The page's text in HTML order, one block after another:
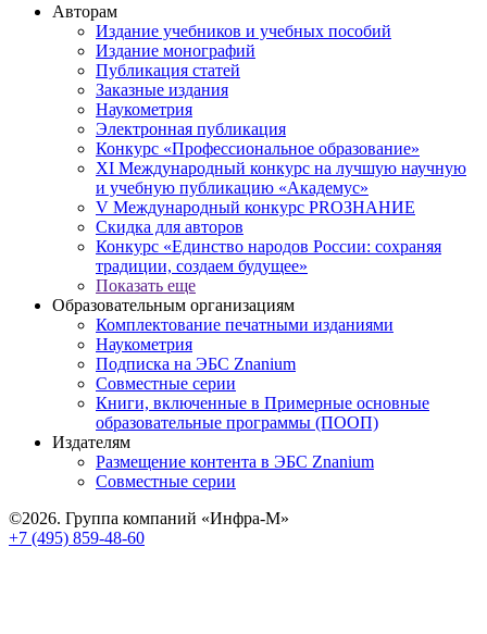
Авторам
Издание учебников и учебных пособий
Издание монографий
Публикация статей
Заказные издания
Наукометрия
Электронная публикация
Конкурс «Профессиональное образование»
XI Международный конкурс на лучшую научную
и учебную публикацию «Академус»
V Международный конкурс PROЗНАНИЕ
Скидка для авторов
Конкурс «Единство народов России: сохраняя
традиции, создаем будущее»
Показать еще
Образовательным организациям
Комплектование печатными изданиями
Наукометрия
Подписка на ЭБС Znanium
Совместные серии
Книги, включенные в Примерные основные
образовательные программы (ПООП)
Издателям
Размещение контента в ЭБС Znanium
Совместные серии
©2026. Группа компаний «Инфра-М»
+7 (495) 859-48-60